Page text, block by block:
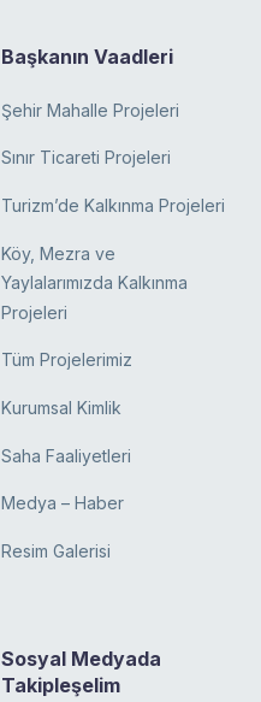
Başkanın Vaadleri
Şehir Mahalle Projeleri
Sınır Ticareti Projeleri
Turizm’de Kalkınma Projeleri
Köy, Mezra ve
Yaylalarımızda Kalkınma
Projeleri
Tüm Projelerimiz
Kurumsal Kimlik
Saha Faaliyetleri
Medya – Haber
Resim Galerisi
Sosyal Medyada
Takipleşelim